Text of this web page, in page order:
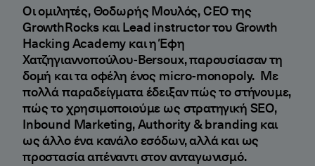
Οι ομιλητές, Θοδωρής Μουλός, CEO της
GrowthRocks και Lead instructor του Growth
Hacking Academy και η Έφη
Χατζηγιαννοπούλου-Bersoux, παρουσίασαν τη
δομή και τα οφέλη ένος micro-monopoly. Με
πολλά παραδείγματα έδειξαν πώς το στήνουμε,
πώς το χρησιμοποιούμε ως στρατηγική SEO,
Inbound Marketing, Authority & branding και
ως άλλο ένα κανάλο εσόδων, αλλά και ως
προστασία απέναντι στον ανταγωνισμό.